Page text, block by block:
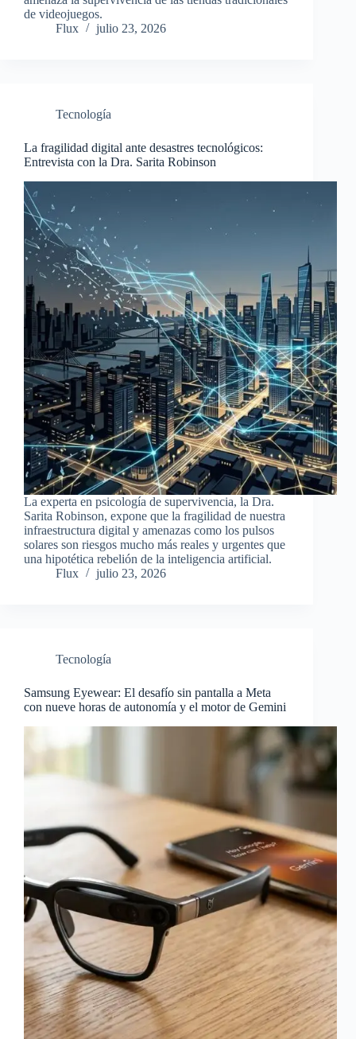
de videojuegos.
Flux
julio 23, 2026
Tecnología
La fragilidad digital ante desastres tecnológicos:
Entrevista con la Dra. Sarita Robinson
La experta en psicología de supervivencia, la Dra.
Sarita Robinson, expone que la fragilidad de nuestra
infraestructura digital y amenazas como los pulsos
solares son riesgos mucho más reales y urgentes que
una hipotética rebelión de la inteligencia artificial.
Flux
julio 23, 2026
Tecnología
Samsung Eyewear: El desafío sin pantalla a Meta
con nueve horas de autonomía y el motor de Gemini